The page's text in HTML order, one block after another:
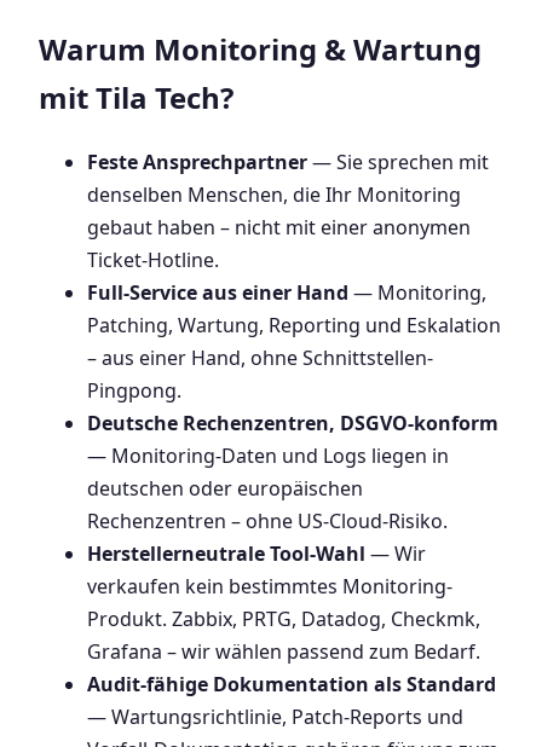
Warum Monitoring & Wartung
mit Tila Tech?
Feste Ansprechpartner— Sie sprechen mit
denselben Menschen, die Ihr Monitoring
gebaut haben – nicht mit einer anonymen
Ticket-Hotline.
Full-Service aus einer Hand — Monitoring,
Patching, Wartung, Reporting und Eskalation
– aus einer Hand, ohne Schnittstellen-
Pingpong.
Deutsche Rechenzentren, DSGVO-konform
— Monitoring-Daten und Logs liegen in
deutschen oder europäischen
Rechenzentren – ohne US-Cloud-Risiko.
Herstellerneutrale Tool-Wahl — Wir
verkaufen kein bestimmtes Monitoring-
Produkt. Zabbix, PRTG, Datadog, Checkmk,
Grafana – wir wählen passend zum Bedarf.
Audit-fähige Dokumentation als Standard
— Wartungsrichtlinie, Patch-Reports und